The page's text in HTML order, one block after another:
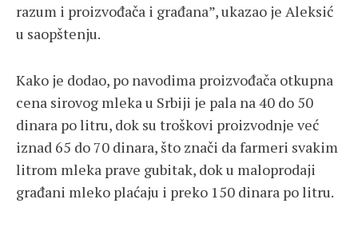
razum i proizvođača i građana”, ukazao je Aleksić
u saopštenju.
Kako je dodao, po navodima proizvođača otkupna
cena sirovog mleka u Srbiji je pala na 40 do 50
dinara po litru, dok su troškovi proizvodnje već
iznad 65 do 70 dinara, što znači da farmeri svakim
litrom mleka prave gubitak, dok u maloprodaji
građani mleko plaćaju i preko 150 dinara po litru.